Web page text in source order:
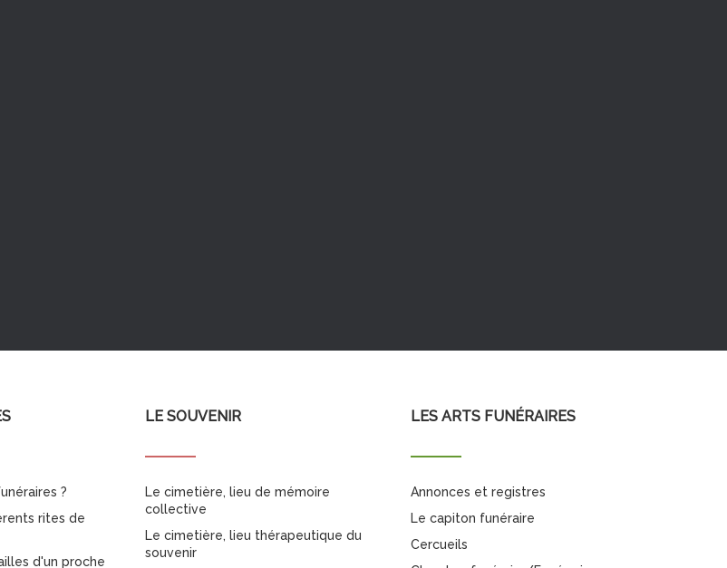
?
rites de
d'un proche
LE SOUVENIR
Le cimetière, lieu de mémoire
collective
Le cimetière, lieu thérapeutique du
souvenir
LES ARTS FUNÉRAIRES
Annonces et registres
Le capiton funéraire
Cercueils